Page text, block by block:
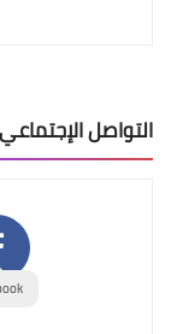
التواصل الإجتماعي